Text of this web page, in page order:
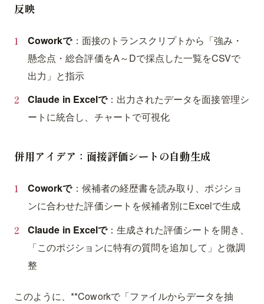
反映
Coworkで：面接のトランスクリプトから「強み・
懸念点・総合評価をA～Dで採点した一覧をCSVで
出力」と指示
Claude in Excelで：出力されたデータを面接管理シ
ートに統合し、チャートで可視化
併用アイデア：面接評価シートの自動生成
Coworkで：候補者の経歴書を読み取り、ポジショ
ンに合わせた評価シートを候補者別にExcelで生成
Claude in Excelで：生成された評価シートを開き、
「このポジションに特有の質問を追加して」と微調
整
このように、**Coworkで「ファイルからデータを抽